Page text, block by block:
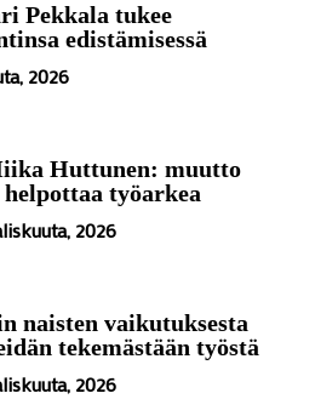
Pekkala tukee
edistämisessä
2026
Huttunen: muutto
työarkea
2026
naisten vaikutuksesta
tekemästään työstä
2026